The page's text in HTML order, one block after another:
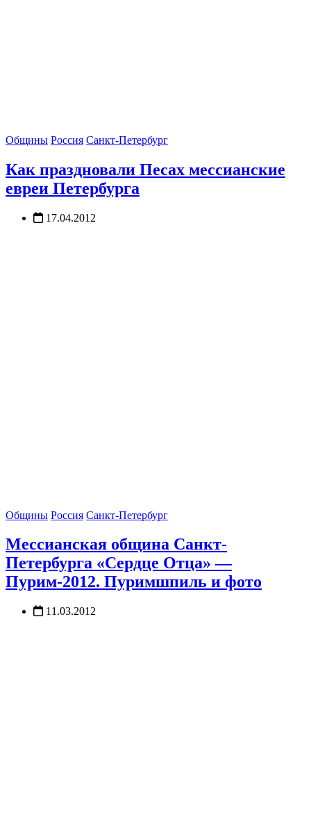
Общины Россия Санкт-Петербург
Как праздновали Песах мессианские
евреи Петербурга
17.04.2012
Общины Россия Санкт-Петербург
Мессианская община Санкт-
Петербурга «Сердце Отца» —
Пурим-2012. Пуримшпиль и фото
11.03.2012